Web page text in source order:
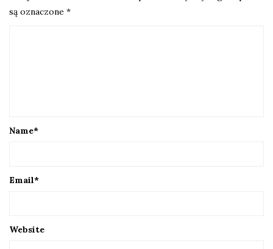
są oznaczone *
Name*
Email*
Website